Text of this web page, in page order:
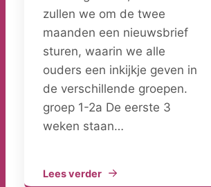
zullen we om de twee
maanden een nieuwsbrief
sturen, waarin we alle
ouders een inkijkje geven in
de verschillende groepen.
groep 1-2a De eerste 3
weken staan…
Lees verder